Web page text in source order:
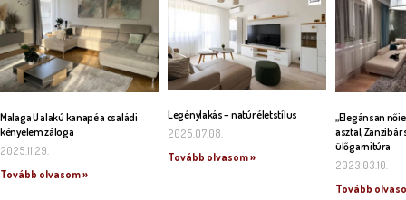
Malaga U alakú kanapé a családi
kényelem záloga
2025.11.29.
Tovább olvasom »
Legénylakás – natúr életstílus
2025.07.08.
Tovább olvasom »
„Elegánsan
asztal, Zanzibár
ülőgarnitúra
2023.03.10.
Tovább